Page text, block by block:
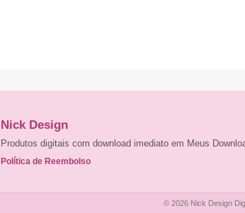
Nick Design
Produtos digitais com download imediato em Meus
Política de Reembolso
© 2026 Nick Design